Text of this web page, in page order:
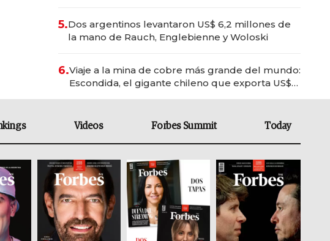
5.Dos argentinos levantaron US$ 6,2 millones de
la mano de Rauch, Englebienne y Woloski
6.Viaje a la mina de cobre más grande del mundo:
Escondida, el gigante chileno que exporta US$
Videos Forbes Summit Today